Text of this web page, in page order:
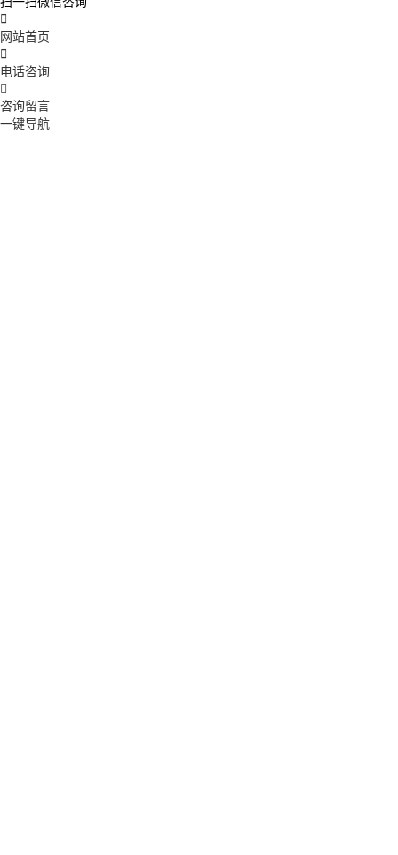

网站首页

电话咨询

咨询留言
一键导航